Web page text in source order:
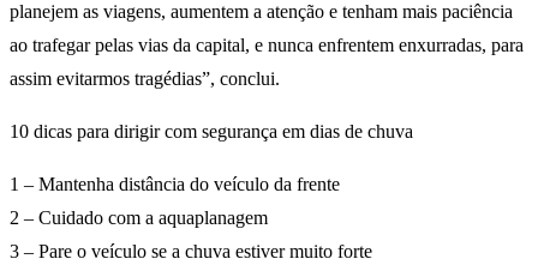
planejem as viagens, aumentem a atenção e tenham mais paciência
ao trafegar pelas vias da capital, e nunca enfrentem enxurradas, para
assim evitarmos tragédias”, conclui.
10 dicas para dirigir com segurança em dias de chuva
1 – Mantenha distância do veículo da frente
2 – Cuidado com a aquaplanagem
3 – Pare o veículo se a chuva estiver muito forte